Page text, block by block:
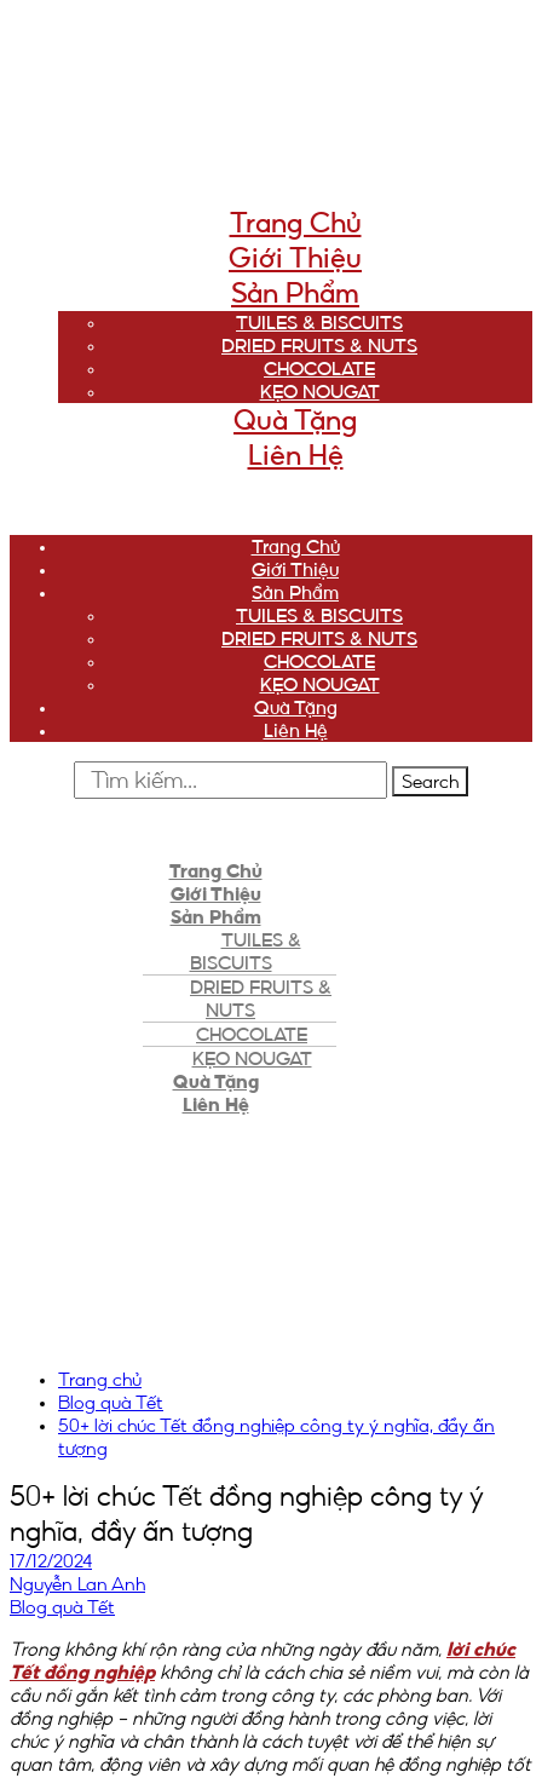
Trang Chủ
Giới Thiệu
Sản Phẩm
TUILES & BISCUITS
DRIED FRUITS & NUTS
CHOCOLATE
KẸO NOUGAT
Quà Tặng
Liên Hệ
Trang Chủ
Giới Thiệu
Sản Phẩm
TUILES & BISCUITS
DRIED FRUITS & NUTS
CHOCOLATE
KẸO NOUGAT
Quà Tặng
Liên Hệ
Search
Trang Chủ
Giới Thiệu
Sản Phẩm
TUILES &
BISCUITS
DRIED FRUITS &
NUTS
CHOCOLATE
KẸO NOUGAT
Quà Tặng
Liên Hệ
Trang chủ
Blog quà Tết
50+ lời chúc Tết đồng nghiệp công ty ý nghĩa, đầy ấn
tượng
50+ lời chúc Tết đồng nghiệp công ty ý
nghĩa, đầy ấn tượng
17/12/2024
Nguyễn Lan Anh
Blog quà Tết
Trong không khí rộn ràng của những ngày đầu năm, lời chúc
Tết đồng nghiệpkhông chỉ là cách chia sẻ niềm vui, mà còn là
cầu nối gắn kết tình cảm trong công ty, các phòng ban. Với
đồng nghiệp – những người đồng hành trong công việc, lời
chúc ý nghĩa và chân thành là cách tuyệt vời để thể hiện sự
quan tâm, động viên và xây dựng mối quan hệ đồng nghiệp tốt